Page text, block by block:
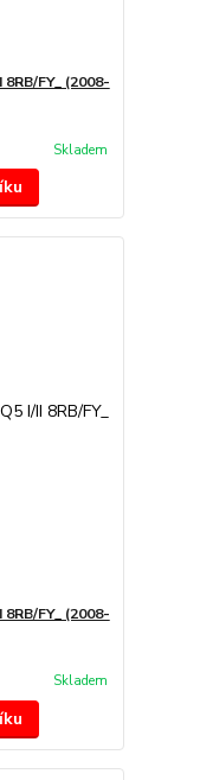
FY_ (2008-
Skladem
FY_ (2008-
Skladem